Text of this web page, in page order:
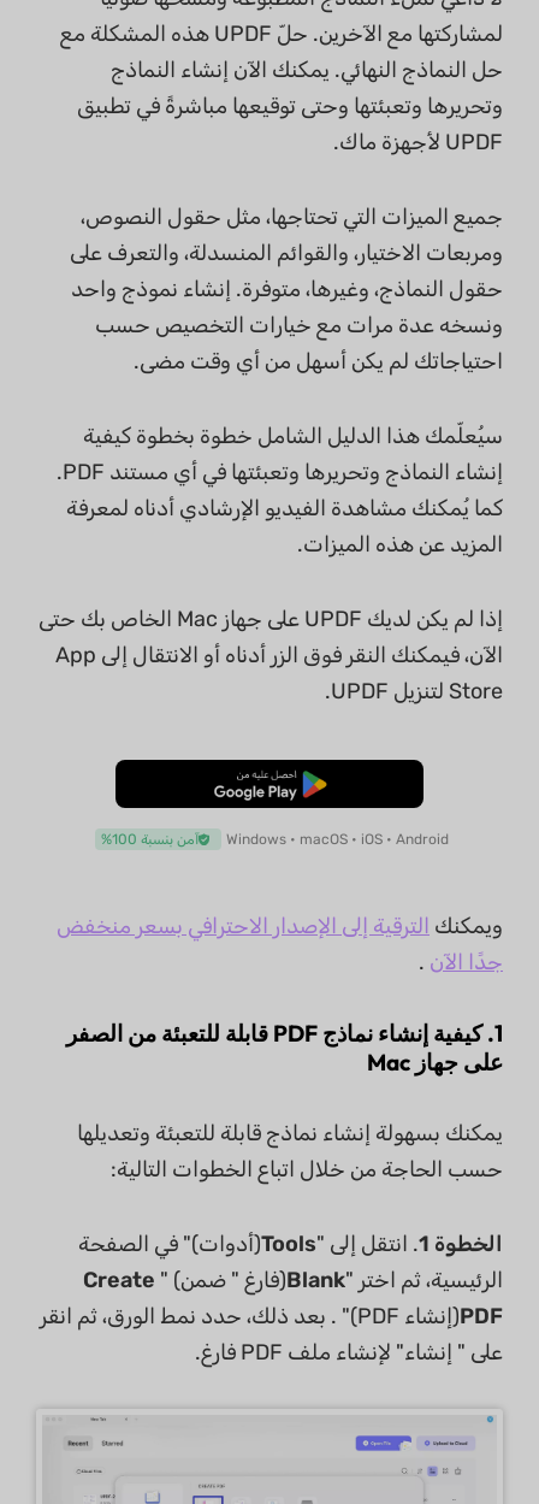
لمشاركتها مع الآخرين. حلّ UPDF هذه المشكلة مع
حل النماذج النهائي. يمكنك الآن إنشاء النماذج
وتحريرها وتعبئتها وحتى توقيعها مباشرةً في تطبيق
UPDF لأجهزة ماك.
جميع الميزات التي تحتاجها، مثل حقول النصوص،
ومربعات الاختيار، والقوائم المنسدلة، والتعرف على
حقول النماذج، وغيرها، متوفرة. إنشاء نموذج واحد
ونسخه عدة مرات مع خيارات التخصيص حسب
احتياجاتك لم يكن أسهل من أي وقت مضى.
سيُعلّمك هذا الدليل الشامل خطوة بخطوة كيفية
إنشاء النماذج وتحريرها وتعبئتها في أي مستند PDF.
كما يُمكنك مشاهدة الفيديو الإرشادي أدناه لمعرفة
المزيد عن هذه الميزات.
إذا لم يكن لديك UPDF على جهاز Mac الخاص بك حتى
الآن، فيمكنك النقر فوق الزر أدناه أو الانتقال إلى App
Store لتنزيل UPDF.
تنزيل مجاني
Windows • macOS • iOS • Android آمن بنسبة 100%
ويمكنك الترقية إلى الإصدار الاحترافي بسعر منخفض
جدًا الآن .
1. كيفية إنشاء نماذج PDF قابلة للتعبئة من الصفر
على جهاز Mac
يمكنك بسهولة إنشاء نماذج قابلة للتعبئة وتعديلها
حسب الحاجة من خلال اتباع الخطوات التالية:
الخطوة 1 . انتقل إلى "Tools(أدوات)" في الصفحة
الرئيسية، ثم اختر "Blank(فارغ " ضمن) " Create
PDF
(إنشاء PDF)" . بعد ذلك، حدد نمط الورق، ثم انقر
على " إنشاء" لإنشاء ملف PDF فارغ.